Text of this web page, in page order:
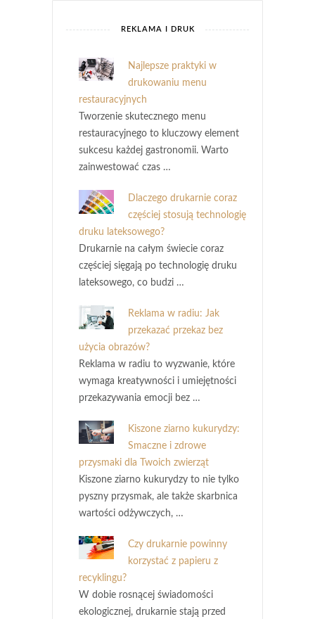
REKLAMA I DRUK
Najlepsze praktyki w
drukowaniu menu
restauracyjnych
Tworzenie skutecznego menu
restauracyjnego to kluczowy element
sukcesu każdej gastronomii. Warto
zainwestować czas …
Dlaczego drukarnie coraz
częściej stosują technologię
druku lateksowego?
Drukarnie na całym świecie coraz
częściej sięgają po technologię druku
lateksowego, co budzi …
Reklama w radiu: Jak
przekazać przekaz bez
użycia obrazów?
Reklama w radiu to wyzwanie, które
wymaga kreatywności i umiejętności
przekazywania emocji bez …
Kiszone ziarno kukurydzy:
Smaczne i zdrowe
przysmaki dla Twoich zwierząt
Kiszone ziarno kukurydzy to nie tylko
pyszny przysmak, ale także skarbnica
wartości odżywczych, …
Czy drukarnie powinny
korzystać z papieru z
recyklingu?
W dobie rosnącej świadomości
ekologicznej, drukarnie stają przed